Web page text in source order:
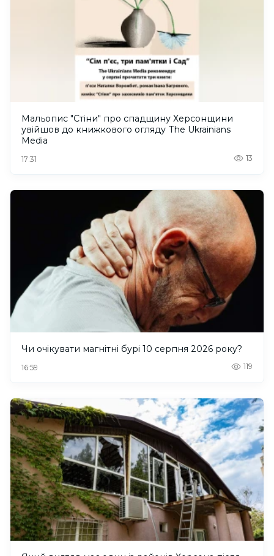
Мальопис "Стіни" про спадщину Херсонщини
увійшов до книжкового огляду The Ukrainians
Media
17:31 13
Чи очікувати магнітні бурі 10 серпня 2026 року?
16:59 119